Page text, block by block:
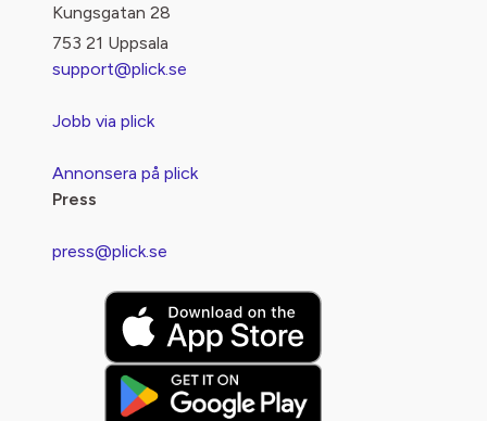
Kungsgatan 28
753 21 Uppsala
support@plick.se
Jobb via plick
Annonsera på plick
Press
press@plick.se